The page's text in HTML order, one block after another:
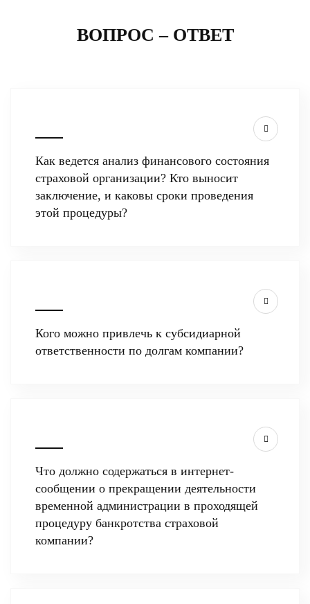
ВОПРОС – ОТВЕТ
Как ведется анализ финансового состояния
страховой организации? Кто выносит
заключение, и каковы сроки проведения
этой процедуры?
Кого можно привлечь к субсидиарной
ответственности по долгам компании?
Что должно содержаться в интернет-
сообщении о прекращении деятельности
временной администрации в проходящей
процедуру банкротства страховой
компании?